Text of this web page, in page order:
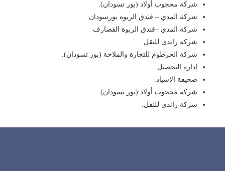
شركة محجوب أولاد (بور تسودان).
شركة المدي – فندق الربوه بورسودان
شركة المدي –فندق الربوة القضارف
شركة راندى للنقل.
شركة الخرطوم للتجارة والملاحة (بور تسودان).
إدارة التحصيل.
صحيفة الاسياد.
شركة محجوب أولاد (بور تسودان).
شركة راندى للنقل.